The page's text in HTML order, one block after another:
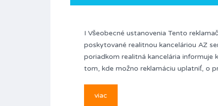
I Všeobecné ustanovenia Tento
poskytované realitnou kanceláriou AZ
poriadkom realitná kancelária informuje
tom, kde možno reklamáciu uplatniť, o
viac